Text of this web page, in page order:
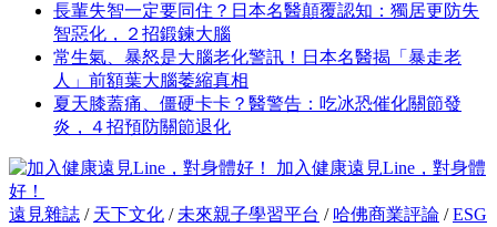
長輩失智一定要同住？日本名醫顛覆認知：獨居更防失
智惡化，２招鍛鍊大腦
常生氣、暴怒是大腦老化警訊！日本名醫揭「暴走老
人」前額葉大腦萎縮真相
夏天膝蓋痛、僵硬卡卡？醫警告：吃冰恐催化關節發
炎，４招預防關節退化
加入健康遠見Line，對身體
好！
遠見雜誌 / 天下文化 / 未來親子學習平台 / 哈佛商業評論 /ESG